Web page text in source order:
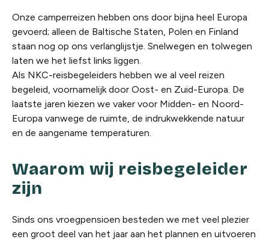
Onze camperreizen hebben ons door bijna heel Europa
gevoerd; alleen de Baltische Staten, Polen en Finland
staan nog op ons verlanglijstje. Snelwegen en tolwegen
laten we het liefst links liggen.
Als NKC-reisbegeleiders hebben we al veel reizen
begeleid, voornamelijk door Oost- en Zuid-Europa. De
laatste jaren kiezen we vaker voor Midden- en Noord-
Europa vanwege de ruimte, de indrukwekkende natuur
en de aangename temperaturen.
Waarom wij reisbegeleider
zijn
Sinds ons vroegpensioen besteden we met veel plezier
een groot deel van het jaar aan het plannen en uitvoeren